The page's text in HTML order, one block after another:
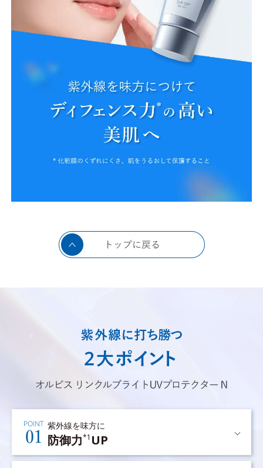
紫外線を味方に
防御力*1 UP